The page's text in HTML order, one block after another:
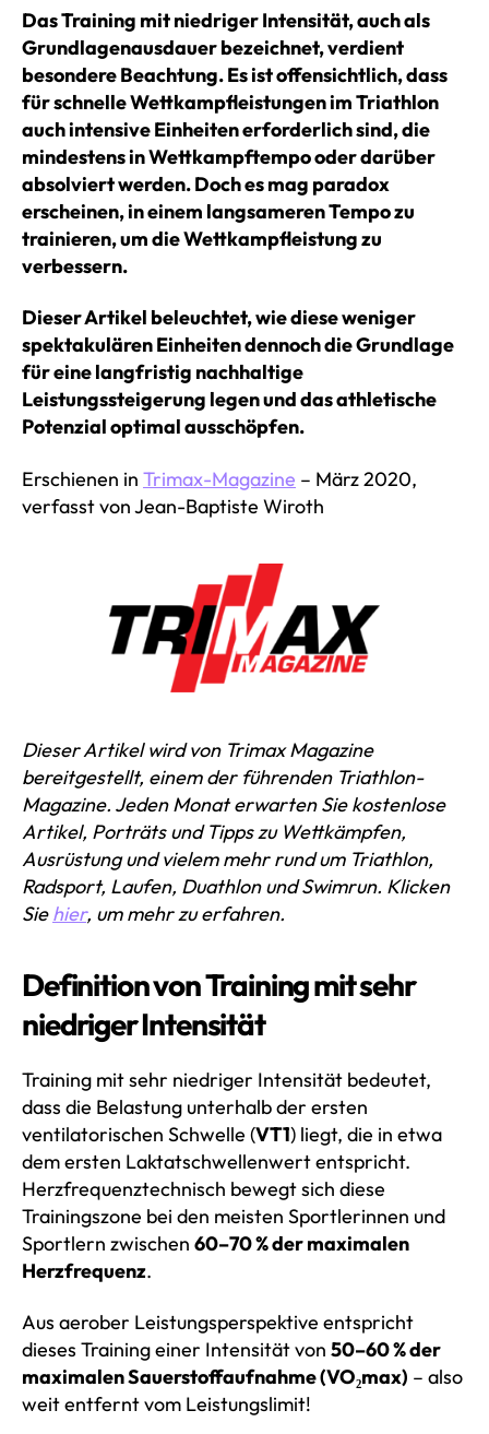
Das Training mit niedriger Intensität, auch als
Grundlagenausdauer bezeichnet, verdient
besondere Beachtung. Es ist offensichtlich, dass
für schnelle Wettkampfleistungen im Triathlon
auch intensive Einheiten erforderlich sind, die
mindestens in Wettkampftempo oder darüber
absolviert werden. Doch es mag paradox
erscheinen, in einem langsameren Tempo zu
trainieren, um die Wettkampfleistung zu
verbessern.
Dieser Artikel beleuchtet, wie diese weniger
spektakulären Einheiten dennoch die Grundlage
für eine langfristig nachhaltige
Leistungssteigerung legen und das athletische
Potenzial optimal ausschöpfen.
Erschienen in Trimax-Magazine – März 2020,
verfasst von Jean-Baptiste Wiroth
Dieser Artikel wird von Trimax Magazine
bereitgestellt, einem der führenden Triathlon-
Magazine. Jeden Monat erwarten Sie kostenlose
Artikel, Porträts und Tipps zu Wettkämpfen,
Ausrüstung und vielem mehr rund um Triathlon,
Radsport, Laufen, Duathlon und Swimrun. Klicken
Siehier, um mehr zu erfahren.
Definition von Training mit sehr
niedriger Intensität
Training mit sehr niedriger Intensität bedeutet,
dass die Belastung unterhalb der ersten
ventilatorischen Schwelle (VT1) liegt, die in etwa
dem ersten Laktatschwellenwert entspricht.
Herzfrequenztechnisch bewegt sich diese
Trainingszone bei den meisten Sportlerinnen und
Sportlern zwischen 60–70 % der maximalen
Herzfrequenz.
Aus aerober Leistungsperspektive entspricht
dieses Training einer Intensität von 50–60 % der
maximalen Sauerstoffaufnahme (VO₂max) – also
weit entfernt vom Leistungslimit!